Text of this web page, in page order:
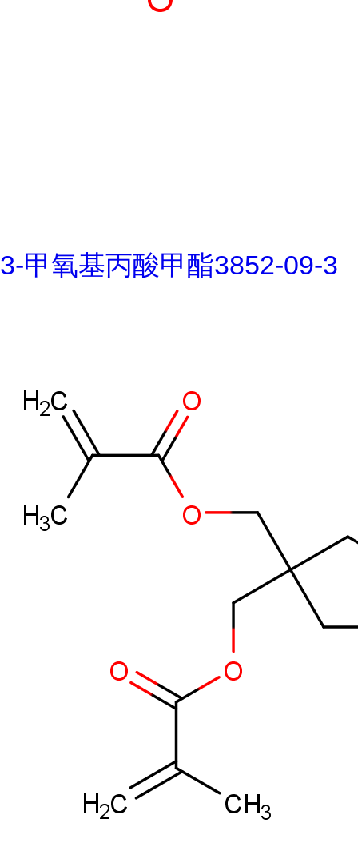
3-甲氧基丙酸甲酯3852-09-3